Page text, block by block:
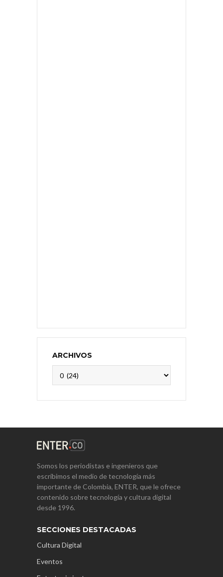
ARCHIVOS
Somos los periodistas e ingenieros que
escribimos el medio de tecnología más
importante de Colombia, ENTER, que le ofrece
contenido sobre tecnología y cultura digital
desde 1996.
SECCIONES DESTACADAS
Cultura Digital
Eventos